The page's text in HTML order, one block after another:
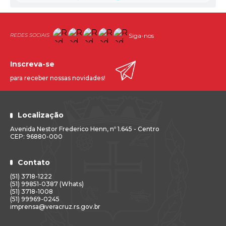
como renúncia à posse no referido cargo e será tornado
Gabinete do Prefeito, 31 de agosto de 2018.
GUIDO HOFF,
Prefeito Municipal.
Siga-nos
Localização
Avenida Nestor Frederico Henn, nº 1.645 - Centro
CEP: 96880-000
Contato
(51) 3718-1222
(51) 99851-0387 (Whats)
(51) 3718-1008
(51) 99969-0245
imprensa@veracruz.rs.gov.br
Inscreva-se
para receber nossas novidades!